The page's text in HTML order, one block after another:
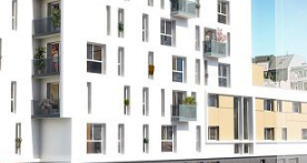
Colocation